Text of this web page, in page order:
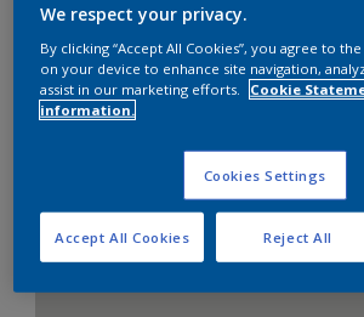
Passende Neutralfarbtöne
We respect your privacy.
By clicking “Accept All Cookies”, you agree to
on your device to enhance site navigation,
assist in our marketing efforts.
Cookie
information.
Cookies Settings
Reject All
Accept All Cookies